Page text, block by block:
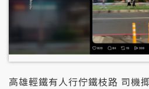
高雄輕鐵有人行佇鐵枝路 司機